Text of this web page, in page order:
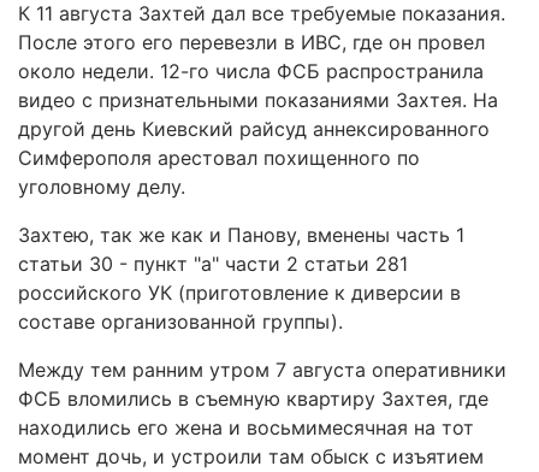
К 11 августа Захтей дал все требуемые показания.
После этого его перевезли в ИВС, где он провел
около недели. 12-го числа ФСБ распространила
видео с признательными показаниями Захтея. На
другой день Киевский райсуд аннексированного
Симферополя арестовал похищенного по
уголовному делу.
Захтею, так же как и Панову, вменены часть 1
статьи 30 - пункт "а" части 2 статьи 281
российского УК (приготовление к диверсии в
составе организованной группы).
Между тем ранним утром 7 августа оперативники
ФСБ вломились в съемную квартиру Захтея, где
находились его жена и восьмимесячная на тот
момент дочь, и устроили там обыск с изъятием